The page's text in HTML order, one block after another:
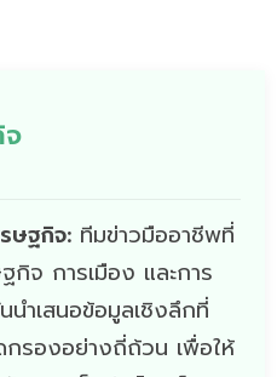
ษฐกิจ: ทีมข่าวมืออาชีพที่
กิจ การเมือง และการ
ำเสนอข้อมูลเชิงลึกที่
กรองอย่างถี่ถ้วน เพื่อให้